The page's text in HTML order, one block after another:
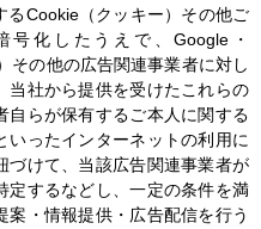
るCookie（クッキー）その他ご
化したうえで、Google・
その他の広告関連事業者に対し
当社から提供を受けたこれらの
自らが保有するご本人に関する
いったインターネットの利用に
づけて、当該広告関連事業者が
定するなどし、一定の条件を満
・情報提供・広告配信を行う